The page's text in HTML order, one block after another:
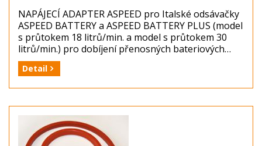
NAPÁJECÍ ADAPTER ASPEED pro Italské odsávačky
ASPEED BATTERY a ASPEED BATTERY PLUS (model
s průtokem 18 litrů/min. a model s průtokem 30
litrů/min.) pro dobíjení přenosných bateriových
odsávaček ze sítě 230V/50Hz.
Dostupnost: zboží je skladem ...
Detail